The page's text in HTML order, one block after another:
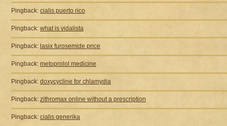
Pingback: cialis puerto rico
Pingback: what is vidalista
Pingback: lasix furosemide price
Pingback: metoprolol medicine
Pingback: doxycycline for chlamydia
Pingback: zithromax online without a prescription
Pingback: cialis generika